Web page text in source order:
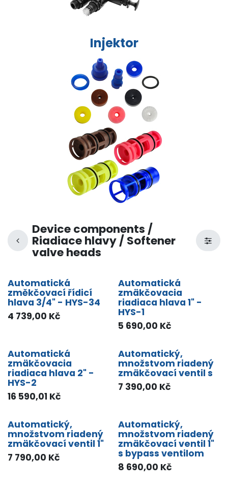
Injektor
Device components /
Riadiace hlavy / Softener
valve heads
Automatická
změkčovací řídicí
hlava 3/4" - HYS-34
4 739,00 Kč
Automatická
zmäkčovacia
riadiaca hlava 1" -
HYS-1
5 690,00 Kč
Automatická
zmäkčovacia
riadiaca hlava 2" -
HYS-2
16 590,01 Kč
Automatický,
množstvom riadený
zmäkčovací ventil s
7 390,00 Kč
Automatický,
množstvom riadený
zmäkčovací ventil 1"
7 790,00 Kč
Automatický,
množstvom riadený
zmäkčovací ventil 1"
s bypass ventilom
8 690,00 Kč